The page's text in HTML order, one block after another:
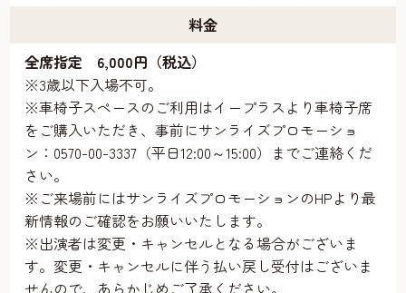
料金
全席指定 6,000円（税込）
※3歳以下入場不可。
※車椅子スペースのご利用はイープラスより車椅子席
をご購入いただき、事前にサンライズプロモーショ
ン：0570-00-3337（平日12:00～15:00）までご連絡くだ
さい。
※ご来場前にはサンライズプロモーションのHPより最
新情報のご確認をお願いいたします。
※出演者は変更・キャンセルとなる場合がございま
す。変更・キャンセルに伴う払い戻し受付はございま